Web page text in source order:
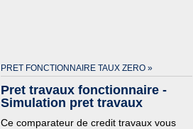
PRET FONCTIONNAIRE TAUX ZERO »
Pret travaux fonctionnaire -
Simulation pret travaux
Ce comparateur de credit travaux vous